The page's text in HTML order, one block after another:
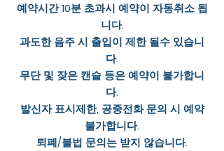
예약시간 10분 초과시 예약이 자동취소 됩
니다.
과도한 음주 시 출입이 제한 될수 있습니
다.
무단 및 잦은 캔슬 등은 예약이 불가합니
다.
발신자 표시제한, 공중전화 문의 시 예약
불가합니다.
퇴폐/불법 문의는 받지 않습니다.